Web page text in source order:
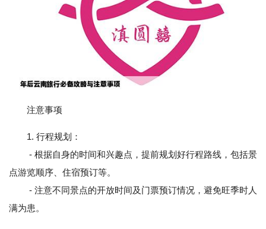
注意事项
1. 行程规划：
- 根据自身的时间和兴趣点，提前规划好行程路线，包括景
点游览顺序、住宿预订等。
- 注意不同景点的开放时间及门票预订情况，避免旺季时人
满为患。